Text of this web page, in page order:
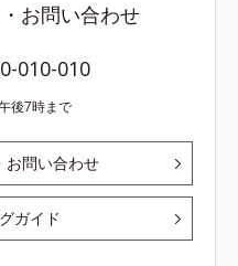
お問い合わせ
010-010
後7時まで
お問い合わせ
ガイド